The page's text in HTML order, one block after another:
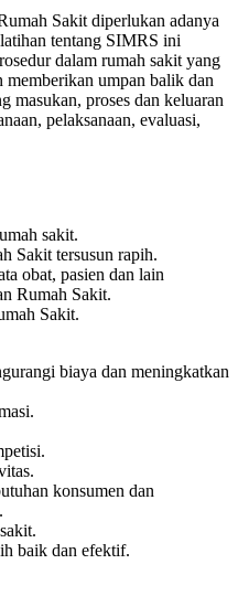
Sakit diperlukan adanya
tentang SIMRS ini
dalam rumah sakit yang
umpan balik dan
masukan, proses dan keluaran
pelaksanaan, evaluasi,
sakit.
Sakit tersusun rapih.
obat, pasien dan lain
Rumah Sakit.
Sakit.
biaya dan meningkatkan
konsumen dan
baik dan efektif.